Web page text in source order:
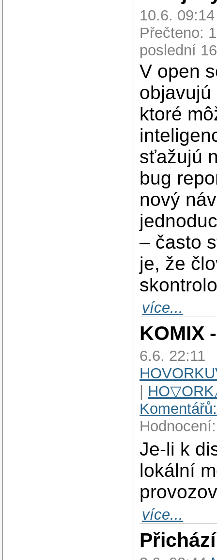
10.6.
Přečteno:
poslední
V open
objavujú
ktoré
sťažujú
bug
nový
– často
je, že
více...
KOMIX
6.6. 22:11
Je-li k
lokální
více...